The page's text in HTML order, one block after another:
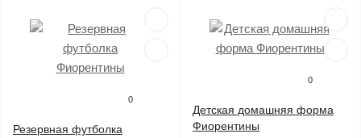
0
Резервная футболка
0
Детская домашняя форма
Фиорентины